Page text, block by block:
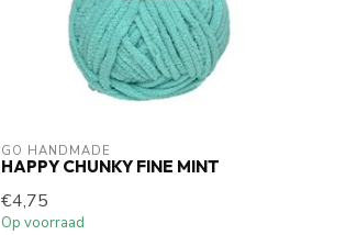
GO HANDMADE
HAPPY CHUNKY FINE MINT
€4,75
Op voorraad